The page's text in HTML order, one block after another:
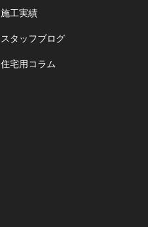
施工実績
スタッフブログ
住宅用コラム